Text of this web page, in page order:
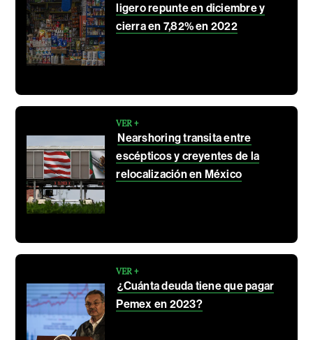
ligero repunte en diciembre y
cierra en 7,82% en 2022
VER +
Nearshoring transita entre
escépticos y creyentes de la
relocalización en México
VER +
¿Cuánta deuda tiene que pagar
Pemex en 2023?